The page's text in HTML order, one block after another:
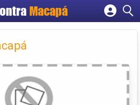
Macapá
Cadastrar empresa
Criar conta